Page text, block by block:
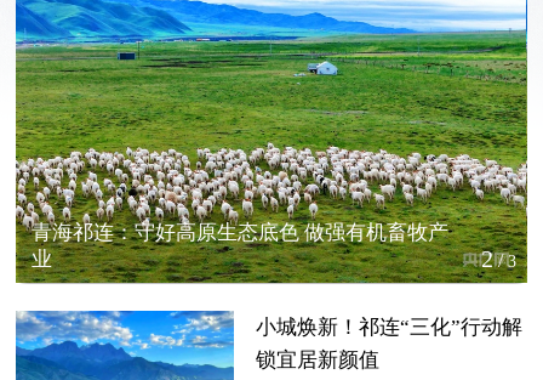
青海祁连：守好高原生态底色 做强有机畜牧产
业
2/3
小城焕新！祁连“三化”行动解
锁宜居新颜值